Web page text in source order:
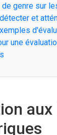
genre sur
et
une